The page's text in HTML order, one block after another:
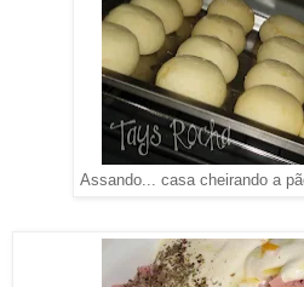
Assando... casa cheirando a